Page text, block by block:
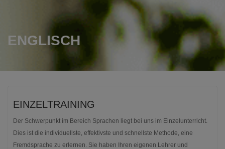
ENGLISCH
EINZELTRAINING
Der Schwerpunkt im Bereich Sprachen liegt bei uns im Einzelunterricht.
Dies ist die individuellste, effektivste und schnellste Methode, eine
Fremdsprache zu erlernen. Sie haben Ihren eigenen Lehrer und